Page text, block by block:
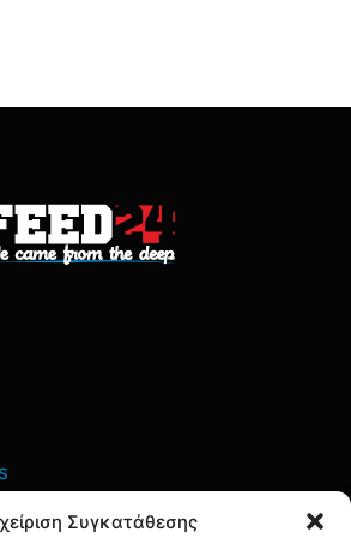
Συγκατάθεσης